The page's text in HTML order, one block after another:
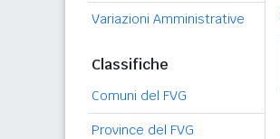
Variazioni Amministrative
Classifiche
Comuni del FVG
Province del FVG